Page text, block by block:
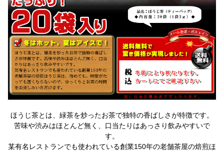
ほうじ茶とは、緑茶を炒ったお茶で独特の香ばしさが特徴です。
苦味や渋みはほとんど無く、口当たりはあっさり飲みやすいで
す。
某有名レストランでも使われている創業150年の老舗茶屋の焙煎ほ